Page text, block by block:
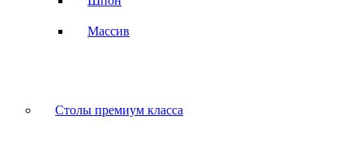
Массив
Столы премиум класса